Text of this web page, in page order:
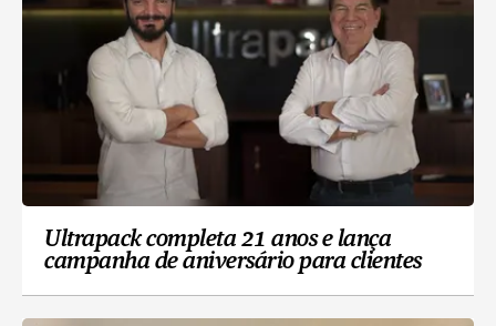
Ultrapack completa 21 anos e lança
campanha de aniversário para clientes